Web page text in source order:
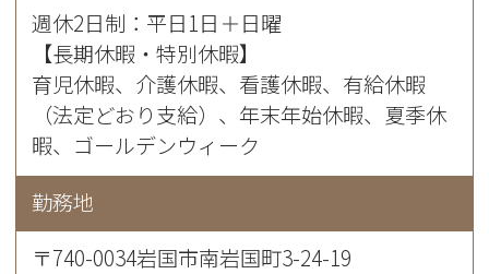
週休2日制：平日1日＋日曜
【長期休暇・特別休暇】
育児休暇、介護休暇、看護休暇、有給休暇
（法定どおり支給）、年末年始休暇、夏季休
暇、ゴールデンウィーク
勤務地
〒740-0034岩国市南岩国町3-24-19